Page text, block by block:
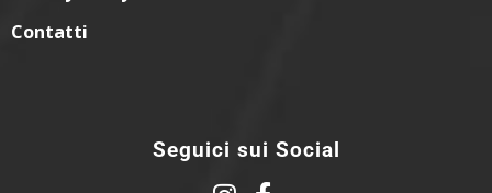
Contatti
Seguici sui Social